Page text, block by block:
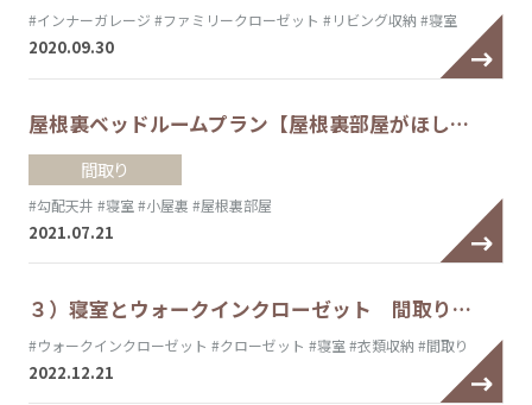
#インナーガレージ #ファミリークローゼット #リビング収納 #寝室
2020.09.30
屋根裏ベッドルームプラン【屋根裏部屋がほし…
間取り
#勾配天井 #寝室 #小屋裏 #屋根裏部屋
2021.07.21
３）寝室とウォークインクローゼット 間取り…
#ウォークインクローゼット #クローゼット #寝室 #衣類収納 #間取り
2022.12.21